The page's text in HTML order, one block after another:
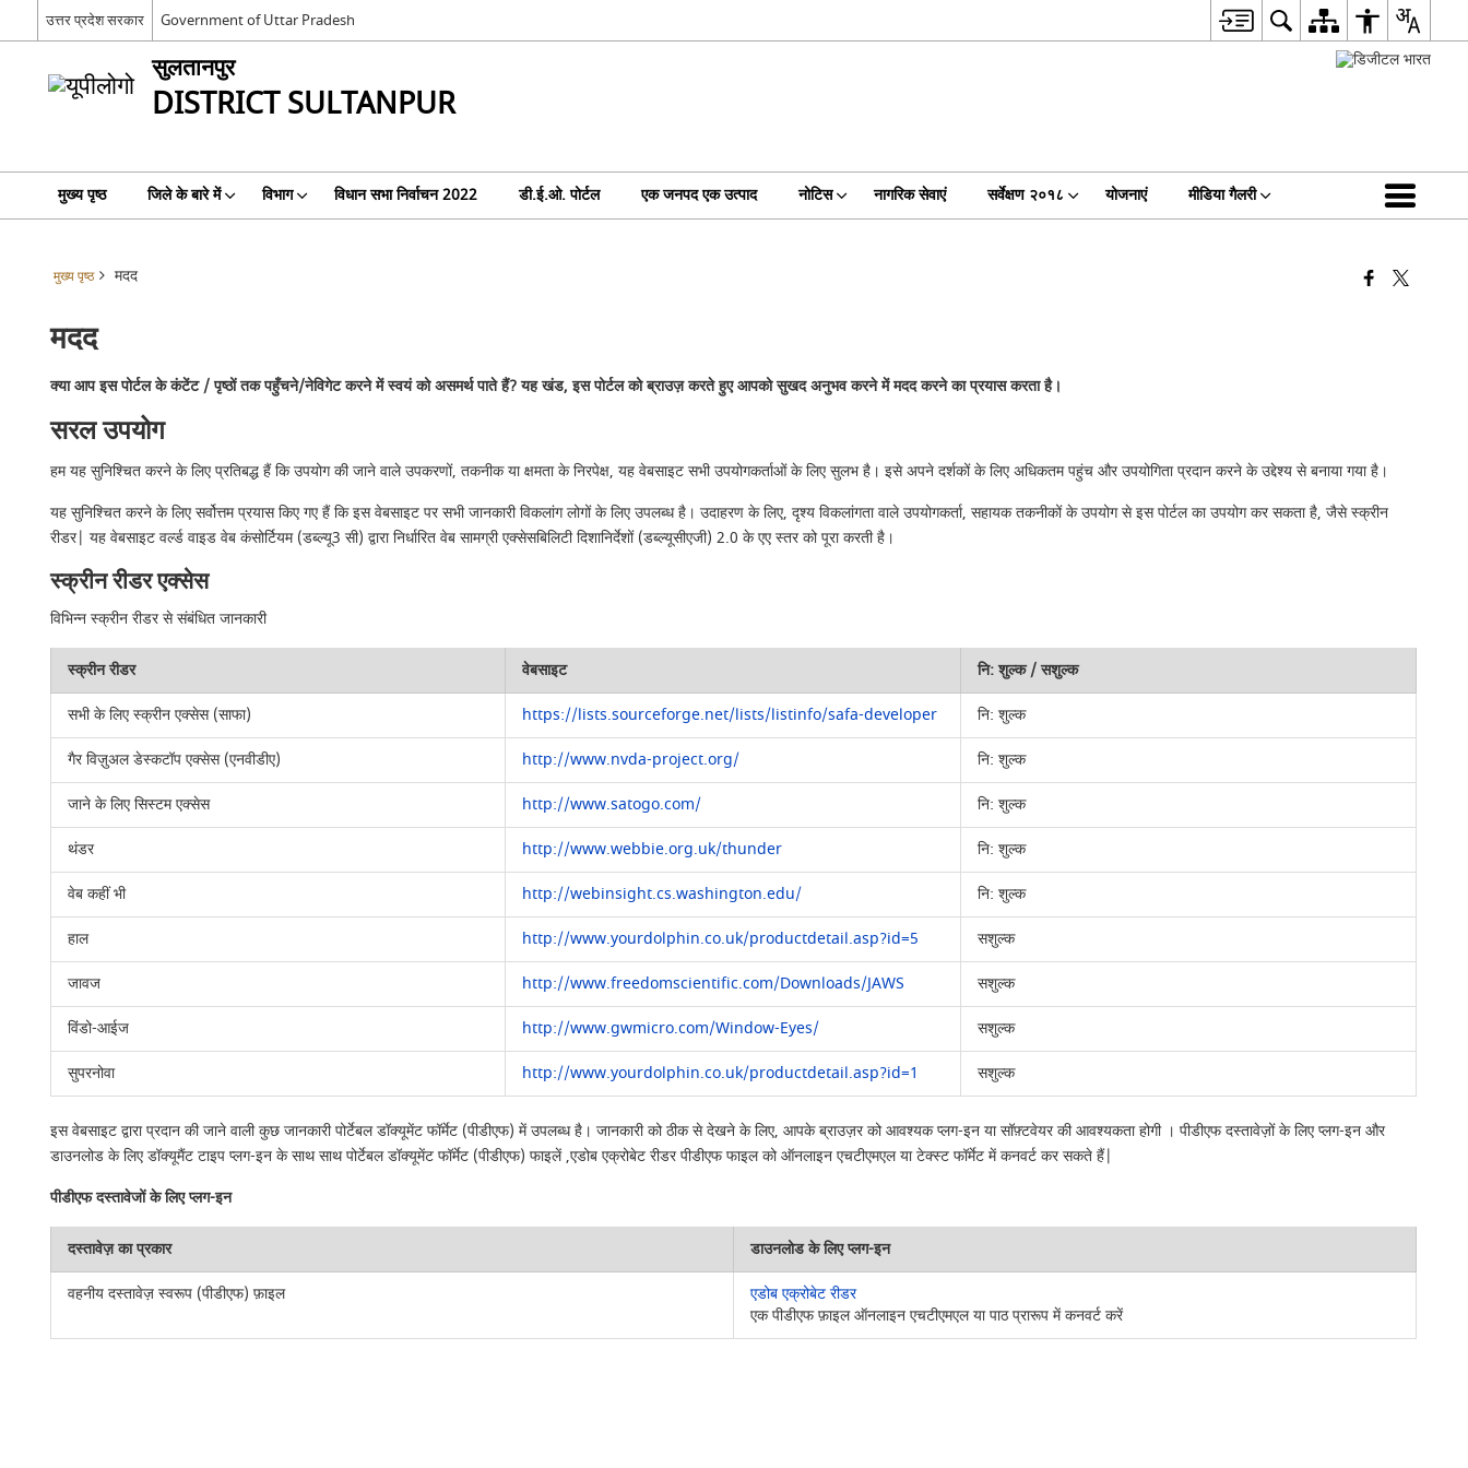
उत्तर प्रदेश सरकार Government of Uttar Pradesh
सुलतानपुर
DISTRICT SULTANPUR
मुख्य पृष्ठ जिले के बारे में विभाग विधान सभा निर्वाचन 2022 डी.ई.ओ. पोर्टल एक जनपद एक उत्पाद नोटिस नागरिक सेवाएं सर्वेक्षण २०१८ योजनाएं मीडिया गैलरी
मुख्य पृष्ठ मदद
मदद
क्या आप इस पोर्टल के कंटेंट / पृष्ठों तक पहुँचने/नेविगेट करने में स्वयं को असमर्थ पाते हैं? यह खंड, इस पोर्टल को ब्राउज़ करते हुए आपको सुखद अनुभव करने में मदद करने का प्रयास करता है।
सरल उपयोग
हम यह सुनिश्चित करने के लिए प्रतिबद्ध हैं कि उपयोग की जाने वाले उपकरणों, तकनीक या क्षमता के निरपेक्ष, यह वेबसाइट सभी उपयोगकर्ताओं के लिए सुलभ है। इसे अपने दर्शकों के लिए अधिकतम पहुंच और उपयोगिता प्रदान करने के उद्देश्य से बनाया गया है।
यह सुनिश्चित करने के लिए सर्वोत्तम प्रयास किए गए हैं कि इस वेबसाइट पर सभी जानकारी विकलांग लोगों के लिए उपलब्ध है। उदाहरण के लिए, दृश्य विकलांगता वाले उपयोगकर्ता, सहायक तकनीकों के उपयोग से इस पोर्टल का उपयोग कर सकता है, जैसे स्क्रीन
रीडर| यह वेबसाइट वर्ल्ड वाइड वेब कंसोर्टियम (डब्ल्यू3 सी) द्वारा निर्धारित वेब सामग्री एक्सेसबिलिटी दिशानिर्देशों (डब्ल्यूसीएजी) 2.0 के एए स्तर को पूरा करती है।
स्क्रीन रीडर एक्सेस
विभिन्न स्क्रीन रीडर से संबंधित जानकारी
स्क्रीन रीडर वेबसाइट
नि: शुल्क / सशुल्क
सभी के लिए स्क्रीन एक्सेस (साफा)
https://lists.sourceforge.net/lists/listinfo/safa-developer
नि: शुल्क
गैर विज़ुअल डेस्कटॉप एक्सेस (एनवीडीए)
http://www.nvda-project.org/
नि: शुल्क
जाने के लिए सिस्टम एक्सेस
http://www.satogo.com/
नि: शुल्क
थंडर
http://www.webbie.org.uk/thunder
नि: शुल्क
वेब कहीं भी
http://webinsight.cs.washington.edu/
नि: शुल्क
हाल
http://www.yourdolphin.co.uk/productdetail.asp?id=5
सशुल्क
जावज
http://www.freedomscientific.com/Downloads/JAWS
सशुल्क
विंडो-आईज
http://www.gwmicro.com/Window-Eyes/
सशुल्क
सुपरनोवा
http://www.yourdolphin.co.uk/productdetail.asp?id=1 सशुल्क
इस वेबसाइट द्वारा प्रदान की जाने वाली कुछ जानकारी पोर्टेबल डॉक्यूमेंट फॉर्मेट (पीडीएफ) में उपलब्ध है। जानकारी को ठीक से देखने के लिए, आपके ब्राउज़र को आवश्यक प्लग-इन या सॉफ़्टवेयर की आवश्यकता होगी । पीडीएफ दस्तावेज़ों के लिए प्लग-इन और
डाउनलोड के लिए डॉक्यूमैंट टाइप प्लग-इन के साथ साथ पोर्टेबल डॉक्यूमेंट फॉर्मेट (पीडीएफ) फाइलें ,एडोब एक्रोबेट रीडर पीडीएफ फाइल को ऑनलाइन एचटीएमएल या टेक्स्ट फॉर्मेट में कनवर्ट कर सकते हैं|
पीडीएफ दस्तावेजों के लिए प्लग-इन
दस्तावेज़ का प्रकार
डाउनलोड के लिए प्लग-इन
वहनीय दस्तावेज़ स्वरूप (पीडीएफ) फ़ाइल
एडोब एक्रोबेट रीडर
एक पीडीएफ फ़ाइल ऑनलाइन एचटीएमएल या पाठ प्रारूप में कनवर्ट करें